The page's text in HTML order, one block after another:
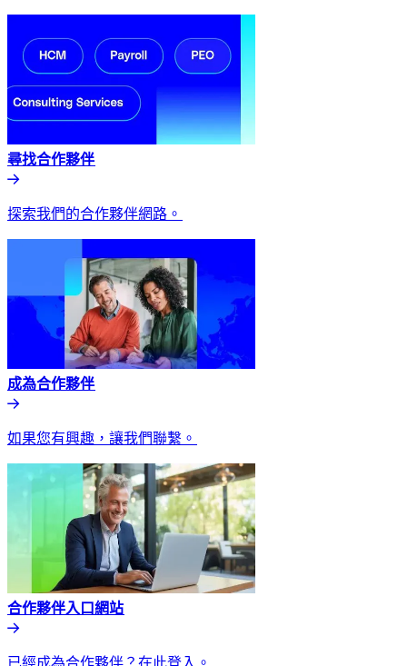
尋找合作夥伴​​
探索我們的合作夥伴網路。​​
成為合作夥伴​​
如果您有興趣，讓我們聯繫。​​
合作夥伴入口網站​​
已經成為合作夥伴？在此登入。​​